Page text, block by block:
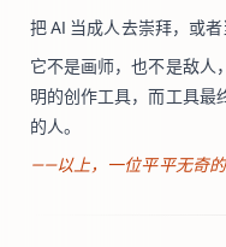
把 AI 当成人去崇拜，或
它不是画师，也不是敌人
明的创作工具，而工具最
的人。
——以上，一位平平无奇